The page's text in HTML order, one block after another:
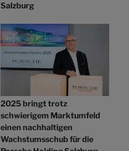
Salzburg
2025 bringt trotz
schwierigem Marktumfeld
einen nachhaltigen
Wachstumsschub für die